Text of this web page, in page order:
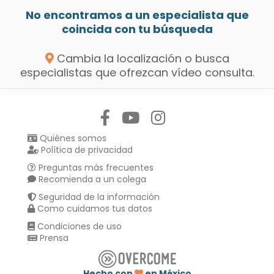
No encontramos a un especialista que
coincida con tu búsqueda
Cambia la localización o busca
especialistas que ofrezcan vídeo consulta.
Quiénes somos
Política de privacidad
Preguntas más frecuentes
Recomienda a un colega
Seguridad de la información
Como cuidamos tus datos
Condiciones de uso
Prensa